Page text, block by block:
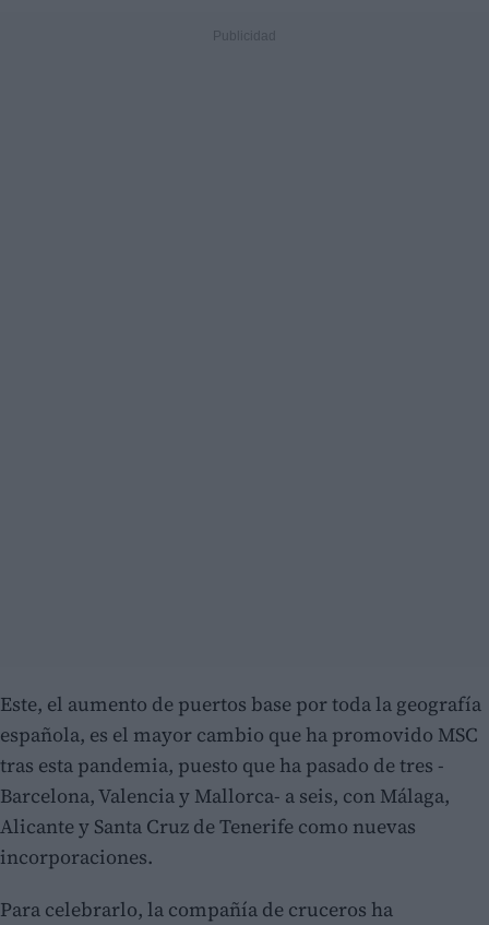
Este, el aumento de puertos base por toda la geografía
española, es el mayor cambio que ha promovido MSC
tras esta pandemia, puesto que ha pasado de tres -
Barcelona, Valencia y Mallorca- a seis, con Málaga,
Alicante y Santa Cruz de Tenerife como nuevas
incorporaciones.
Para celebrarlo, la compañía de cruceros ha